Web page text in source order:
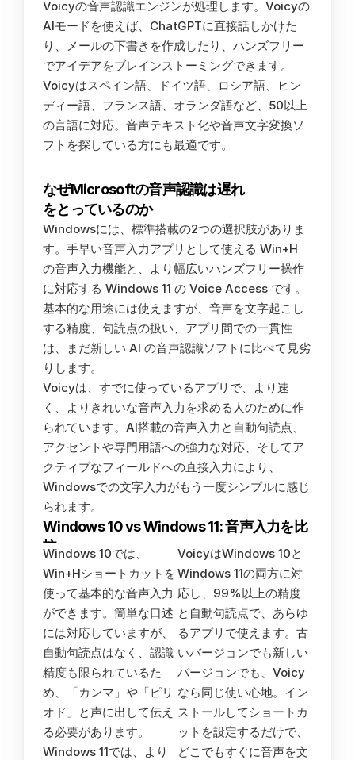
Voicyの音声認識エンジンが処理します。Voicyの
AIモードを使えば、ChatGPTに直接話しかけた
り、メールの下書きを作成したり、ハンズフリー
でアイデアをブレインストーミングできます。
Voicyはスペイン語、ドイツ語、ロシア語、ヒン
ディー語、フランス語、オランダ語など、50以上
の言語に対応。音声テキスト化や音声文字変換ソ
フトを探している方にも最適です。
なぜMicrosoftの音声認識は遅れ
をとっているのか
Windowsには、標準搭載の2つの選択肢がありま
す。手早い音声入力アプリとして使える Win+H
の音声入力機能と、より幅広いハンズフリー操作
に対応する Windows 11 の Voice Access です。
基本的な用途には使えますが、音声を文字起こし
する精度、句読点の扱い、アプリ間での一貫性
は、まだ新しい AI の音声認識ソフトに比べて見劣
りします。
Voicyは、すでに使っているアプリで、より速
く、よりきれいな音声入力を求める人のために作
られています。AI搭載の音声入力と自動句読点、
アクセントや専門用語への強力な対応、そしてア
クティブなフィールドへの直接入力により、
Windowsでの文字入力がもう一度シンプルに感じ
られます。
Windows 10 vs Windows 11: 音声入力を比
較
Windows 10では、
Win+Hショートカットを
使って基本的な音声入力
ができます。簡単な口述
には対応していますが、
自動句読点はなく、認識
精度も限られているた
め、「カンマ」や「ピリ
オド」と声に出して伝え
る必要があります。
Windows 11では、より
VoicyはWindows 10と
Windows 11の両方に対
応し、99%以上の精度
と自動句読点で、あらゆ
るアプリで使えます。古
いバージョンでも新しい
バージョンでも、Voicy
なら同じ使い心地。イン
ストールしてショートカ
ットを設定するだけで、
どこでもすぐに音声を文